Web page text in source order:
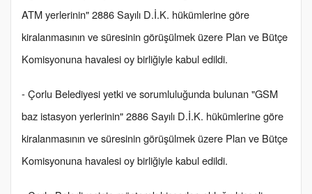
ATM yerlerinin" 2886 Sayılı D.İ.K. hükümlerine göre
kiralanmasının ve süresinin görüşülmek üzere Plan ve Bütçe
Komisyonuna havalesi oy birliğiyle kabul edildi.
- Çorlu Belediyesi yetki ve sorumluluğunda bulunan "GSM
baz istasyon yerlerinin" 2886 Sayılı D.İ.K. hükümlerine göre
kiralanmasının ve süresinin görüşülmek üzere Plan ve Bütçe
Komisyonuna havalesi oy birliğiyle kabul edildi.